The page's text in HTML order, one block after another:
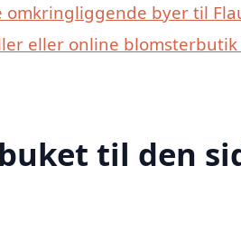
omkringliggende byer til
eller online
til den